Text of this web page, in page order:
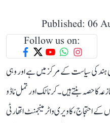
Published: 06
Follow us on:
ہند کی سیاست کے مرکز میں ہے اور وہی
کا حصہ بنتے ہیں۔ کرناٹک اور تمل ناڈو
احتجاج، کاویری واٹر مینجمنٹ اتھارٹی